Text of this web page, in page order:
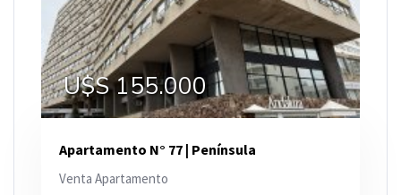
U$S 155.000
Apartamento N° 77 | Península
Venta Apartamento